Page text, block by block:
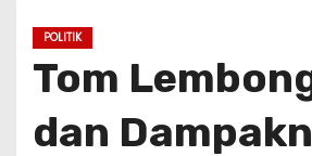
POLITIK
Tom
dan